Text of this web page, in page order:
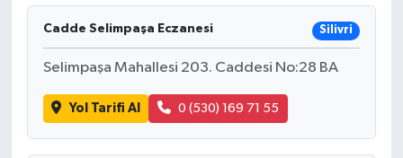
Cadde Selimpaşa Eczanesi Silivri
Selimpaşa Mahallesi 203. Caddesi No:28 BA
Yol Tarifi Al 0 (530) 169 71 55
İLÇELER
OTOPARK
TEKNOLOJİ